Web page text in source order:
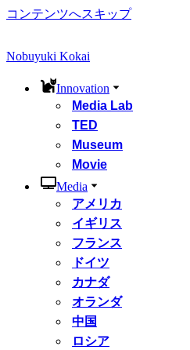
コンテンツへスキップ
Nobuyuki Kokai
Innovation
Media Lab
TED
Museum
Movie
Media
アメリカ
イギリス
フランス
ドイツ
カナダ
オランダ
中国
ロシア